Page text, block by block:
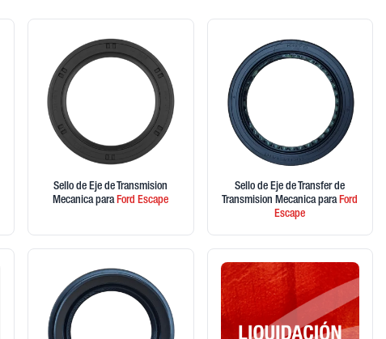
Sello de Eje de Transmision
Mecanica paraFord Escape
Sello de Eje de Transfer de
Transmision Mecanica paraFord
Escape